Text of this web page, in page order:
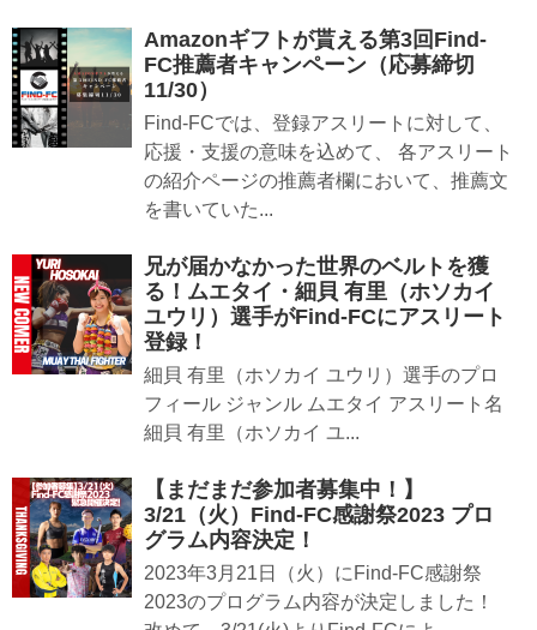
Amazonギフトが貰える第3回Find-
FC推薦者キャンペーン（応募締切
11/30）
Find-FCでは、登録アスリートに対して、
応援・支援の意味を込めて、 各アスリート
の紹介ページの推薦者欄において、推薦文
を書いていた...
兄が届かなかった世界のベルトを獲
る！ムエタイ・細貝 有里（ホソカイ
ユウリ）選手がFind-FCにアスリート
登録！
細貝 有里（ホソカイ ユウリ）選手のプロ
フィール ジャンル ムエタイ アスリート名
細貝 有里（ホソカイ ユ...
【まだまだ参加者募集中！】
3/21（火）Find-FC感謝祭2023 プロ
グラム内容決定！
2023年3月21日（火）にFind-FC感謝祭
2023のプログラム内容が決定しました！